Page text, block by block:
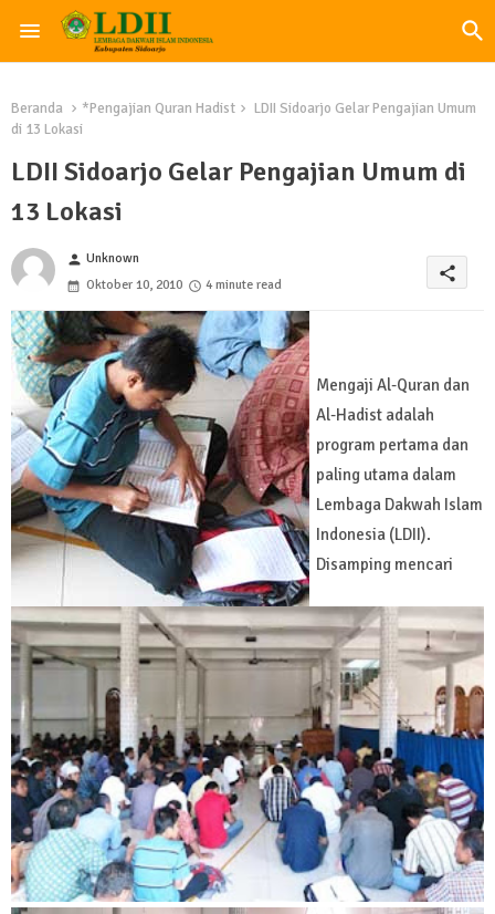
Beranda *Pengajian Quran Hadist
LDII Sidoarjo Gelar Pengajian Umum
di 13 Lokasi
LDII Sidoarjo Gelar Pengajian Umum di
13 Lokasi
person Unknown
Oktober 10, 2010
4 minute read
share
Mengaji Al-Quran dan
Al-Hadist adalah
program pertama dan
paling utama dalam
Lembaga Dakwah Islam
Indonesia (LDII).
Disamping mencari